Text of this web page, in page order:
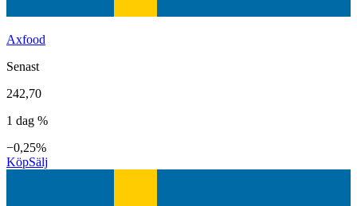
Axfood
Senast
242,70
1 dag %
−0,25%
KöpSälj